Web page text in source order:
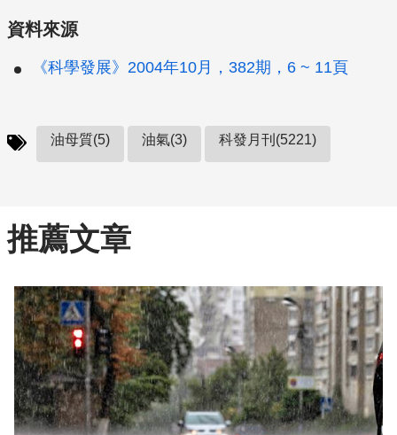
資料來源
《科學發展》2004年10月，382期，6 ~ 11頁
油母質(5) 油氣(3) 科發月刊(5221)
推薦文章